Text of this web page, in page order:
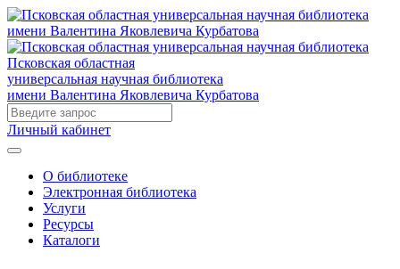
Псковская областная
универсальная научная библиотека
имени Валентина Яковлевича Курбатова
Личный кабинет
О библиотеке
Электронная библиотека
Услуги
Ресурсы
Каталоги